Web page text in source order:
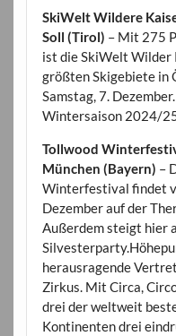
SkiWelt Wildere
Soll (Tirol) – Mit 275
ist die SkiWelt Wilder
größten Skigebiete in
Samstag, 7.
Wintersaison 2024/
Tollwood
München (Bayern) –
Winterfestival findet
Dezember auf der
Außerdem steigt hier
herausragende
Zirkus. Mit Circa,
drei der weltweit
Kontinenten drei